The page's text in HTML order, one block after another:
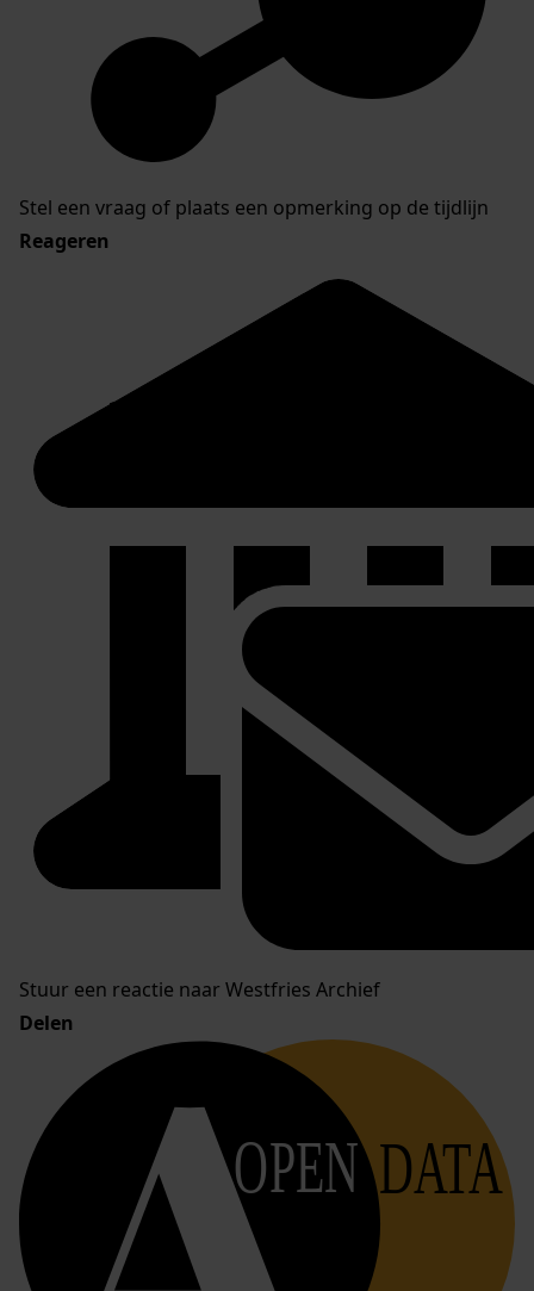
Stel een vraag of plaats een opmerking op de tijdlijn
Reageren
Stuur een reactie naar Westfries Archief
Delen
OPEN DATA